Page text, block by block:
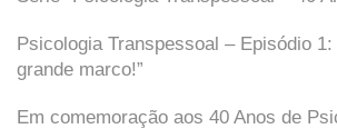
Psicologia Transpessoal – Episódio
grande marco!”
Em comemoração aos 40 Anos de